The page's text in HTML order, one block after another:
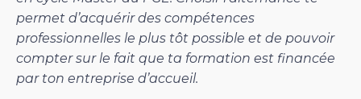
permet d’acquérir des compétences
professionnelles le plus tôt possible et de pouvoir
compter sur le fait que ta formation est financée
par ton entreprise d’accueil.